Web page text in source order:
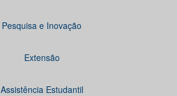
Pesquisa e Inovação
Extensão
Assistência Estudantil